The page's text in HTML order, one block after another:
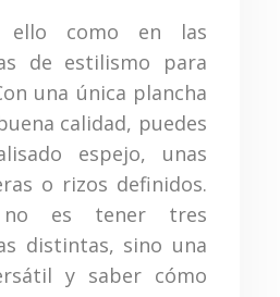
ello como en las
de estilismo para
una única plancha
calidad, puedes
espejo, unas
o rizos definidos.
es tener tres
distintas, sino una
y saber cómo